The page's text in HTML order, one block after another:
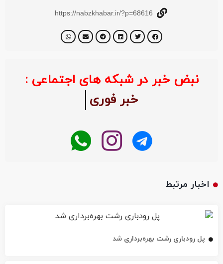
https://nabzkhabar.ir/?p=68616
نبض خبر در شبکه های اجتماعی :
خبر فوری
اخبار مرتبط
پل رودباری رشت بهره‌برداری شد